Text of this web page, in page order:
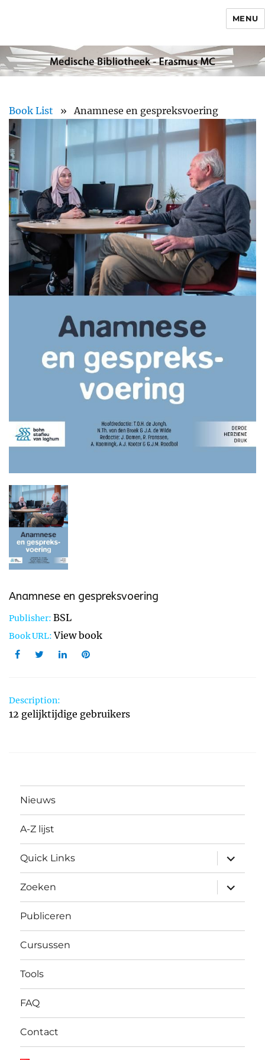
MENU
Book List » Anamnese en gespreksvoering
Anamnese en gespreksvoering
Publisher: BSL
Book URL:View book
Description:
12 gelijktijdige gebruikers
Nieuws
A-Z lijst
Quick Links
Zoeken
Publiceren
Cursussen
Tools
FAQ
Contact